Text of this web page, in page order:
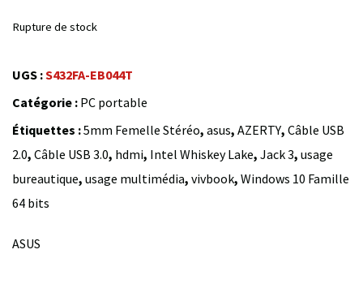
Rupture de stock
UGS :S432FA-EB044T
Catégorie : PC portable
Étiquettes :5mm Femelle Stéréo, asus, AZERTY, Câble USB
2.0, Câble USB 3.0, hdmi, Intel Whiskey Lake, Jack 3, usage
bureautique, usage multimédia, vivbook, Windows 10 Famille
64 bits
ASUS